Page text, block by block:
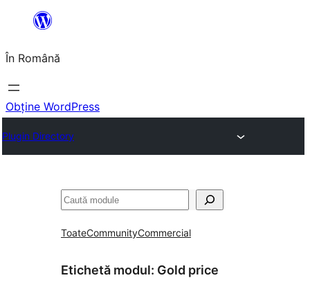
conținut
În Română
Obține WordPress
Plugin Directory
Caută
ToateCommunityCommercial
Etichetă modul: Gold price